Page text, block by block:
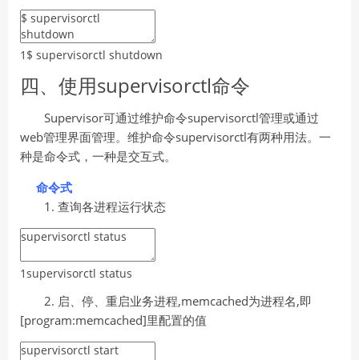
1 $ supervisorctl shutdown
四、使用supervisorctl命令
Supervisor可通过维护命令supervisorctl管理或通过
web管理界面管理。维护命令supervisorctl有两种用法。一
种是命令式，一种是交互式。
命令式
1. 查询各进程运行状态
1supervisorctl status
2. 启、停、重启业务进程,memcached为进程名,即
[program:memcached]里配置的值